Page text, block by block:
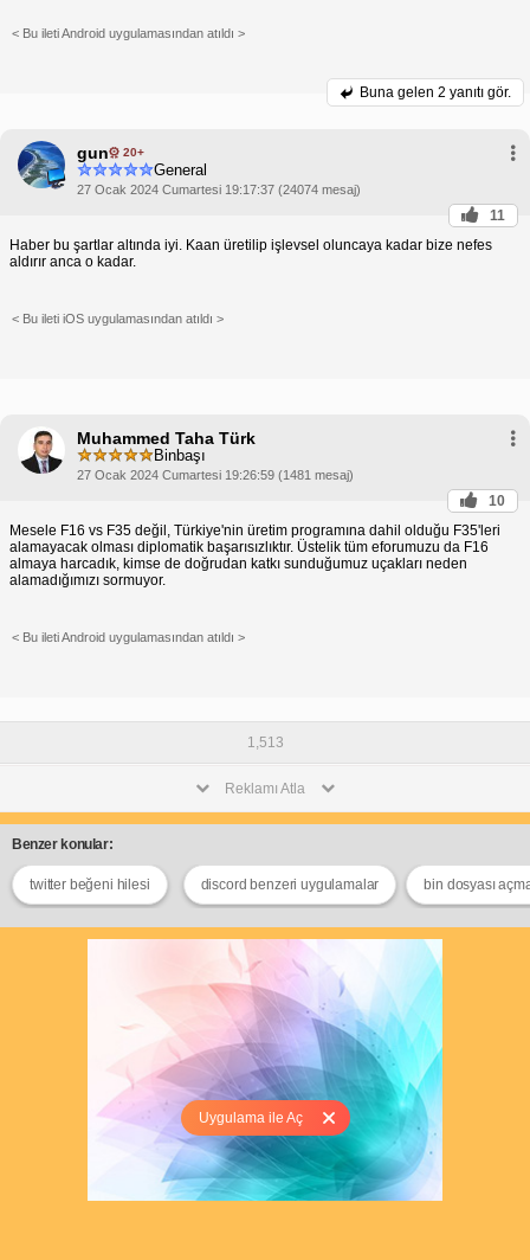
Uygulama ile Aç
< Bu ileti Android uygulamasından atıldı >
Buna gelen 2 yanıtı gör.
gun 20+
General
27 Ocak 2024 Cumartesi 19:17:37 (24074 mesaj)
11
Haber bu şartlar altında iyi. Kaan üretilip işlevsel oluncaya kadar bize nefes
aldırır anca o kadar.
< Bu ileti iOS uygulamasından atıldı >
Muhammed Taha Türk
Binbaşı
27 Ocak 2024 Cumartesi 19:26:59 (1481 mesaj)
10
Mesele F16 vs F35 değil, Türkiye'nin üretim programına dahil olduğu F35'leri
alamayacak olması diplomatik başarısızlıktır. Üstelik tüm eforumuzu da F16
almaya harcadık, kimse de doğrudan katkı sunduğumuz uçakları neden
alamadığımızı sormuyor.
< Bu ileti Android uygulamasından atıldı >
1,513
Reklamı Atla
Benzer konular:
twitter beğeni hilesi discord benzeri uygulamalar bin dosyası